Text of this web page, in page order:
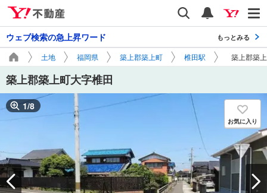
検索
通知
ウェブ検索の急上昇ワード
もっとみる
土地 福岡県 築上郡築上町 椎田駅 築上郡築
築上郡築上町大字椎田
1/8
お気に入り